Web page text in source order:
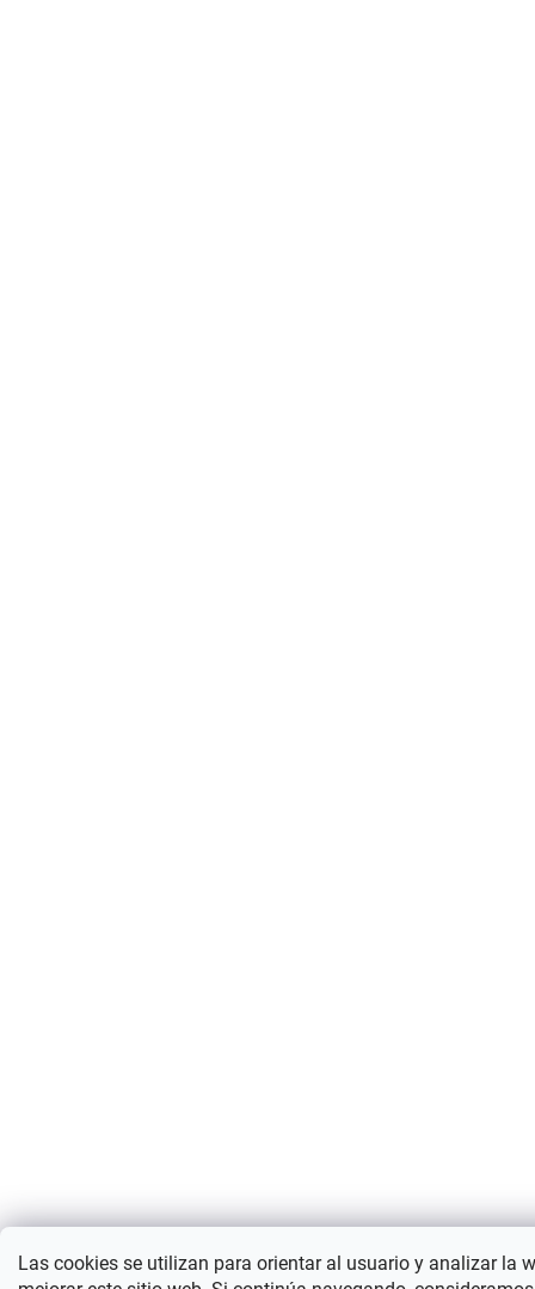
Las cookies se utilizan para orientar al usuario y analizar la